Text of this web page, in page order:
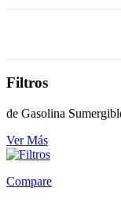
Filtros
de Gasolina
Ver Más
Compare